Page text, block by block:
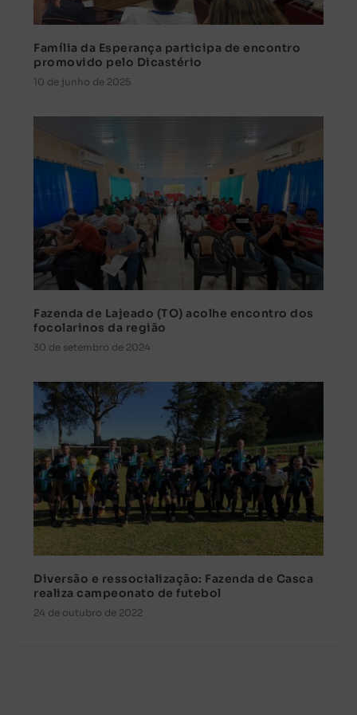
Família da Esperança participa de encontro
promovido pelo Dicastério
10 de junho de 2025
Fazenda de Lajeado (TO) acolhe encontro dos
focolarinos da região
30 de setembro de 2024
Diversão e ressocialização: Fazenda de Casca
realiza campeonato de futebol
24 de outubro de 2022